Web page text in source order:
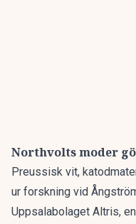
Northvolts moder
Preussisk vit,
ur forskning vid
Uppsalabolaget Altris,